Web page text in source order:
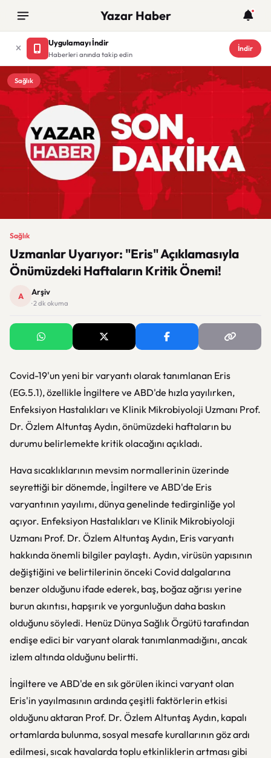
Yazar Haber
Uygulamayı İndir
Haberleri anında takip edin
İndir
Sağlık
Sağlık
Uzmanlar Uyarıyor: "Eris" Açıklamasıyla
Önümüzdeki Haftaların Kritik Önemi!
A Arşiv
· 2 dk okuma
Covid-19'un yeni bir varyantı olarak tanımlanan Eris
(EG.5.1), özellikle İngiltere ve ABD'de hızla yayılırken,
Enfeksiyon Hastalıkları ve Klinik Mikrobiyoloji Uzmanı Prof.
Dr. Özlem Altuntaş Aydın, önümüzdeki haftaların bu
durumu belirlemekte kritik olacağını açıkladı.
Hava sıcaklıklarının mevsim normallerinin üzerinde
seyrettiği bir dönemde, İngiltere ve ABD'de Eris
varyantının yayılımı, dünya genelinde tedirginliğe yol
açıyor. Enfeksiyon Hastalıkları ve Klinik Mikrobiyoloji
Uzmanı Prof. Dr. Özlem Altuntaş Aydın, Eris varyantı
hakkında önemli bilgiler paylaştı. Aydın, virüsün yapısının
değiştiğini ve belirtilerinin önceki Covid dalgalarına
benzer olduğunu ifade ederek, baş, boğaz ağrısı yerine
burun akıntısı, hapşırık ve yorgunluğun daha baskın
olduğunu söyledi. Henüz Dünya Sağlık Örgütü tarafından
endişe edici bir varyant olarak tanımlanmadığını, ancak
izlem altında olduğunu belirtti.
İngiltere ve ABD'de en sık görülen ikinci varyant olan
Eris'in yayılmasının ardında çeşitli faktörlerin etkisi
olduğunu aktaran Prof. Dr. Özlem Altuntaş Aydın, kapalı
ortamlarda bulunma, sosyal mesafe kurallarının göz ardı
edilmesi, sıcak havalarda toplu etkinliklerin artması gibi